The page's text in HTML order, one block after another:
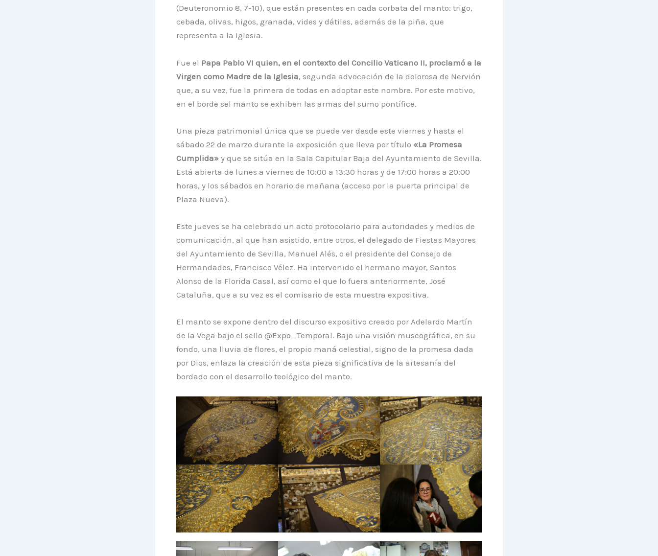
(Deuteronomio 8, 7-10), que están presentes en cada corbata del manto: trigo,
cebada, olivas, higos, granada, vides y dátiles, además de la piña, que
representa a la Iglesia.
Fue el Papa Pablo VI quien, en el contexto del Concilio Vaticano II, proclamó a la
Virgen como Madre de la Iglesia, segunda advocación de la dolorosa de Nervión
que, a su vez, fue la primera de todas en adoptar este nombre. Por este motivo,
en el borde sel manto se exhiben las armas del sumo pontífice.
Una pieza patrimonial única que se puede ver desde este viernes y hasta el
sábado 22 de marzo durante la exposición que lleva por título «La Promesa
Cumplida»y que se sitúa en la Sala Capitular Baja del Ayuntamiento de Sevilla.
Está abierta de lunes a viernes de 10:00 a 13:30 horas y de 17:00 horas a 20:00
horas, y los sábados en horario de mañana (acceso por la puerta principal de
Plaza Nueva).
Este jueves se ha celebrado un acto protocolario para autoridades y medios de
comunicación, al que han asistido, entre otros, el delegado de Fiestas Mayores
del Ayuntamiento de Sevilla, Manuel Alés, o el presidente del Consejo de
Hermandades, Francisco Vélez. Ha intervenido el hermano mayor, Santos
Alonso de la Florida Casal, así como el que lo fuera anteriormente, José
Cataluña, que a su vez es el comisario de esta muestra expositiva.
El manto se expone dentro del discurso expositivo creado por Adelardo Martín
de la Vega bajo el sello @Expo_Temporal. Bajo una visión museográfica, en su
fondo, una lluvia de flores, el propio maná celestial, signo de la promesa dada
por Dios, enlaza la creación de esta pieza significativa de la artesanía del
bordado con el desarrollo teológico del manto.